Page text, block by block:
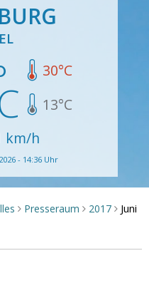
30°C
13°C
km/h
- 14:36 Uhr
> Presseraum > 2017 > Juni